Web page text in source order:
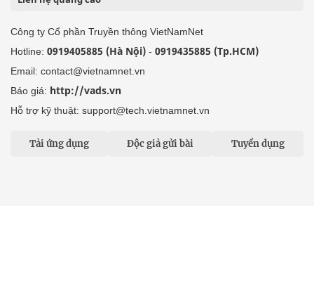
Công ty Cổ phần Truyền thông VietNamNet
Hotline: 0919405885 (Hà Nội) - 0919435885 (Tp.HCM)
Email: contact@vietnamnet.vn
Báo giá: http://vads.vn
Hỗ trợ kỹ thuật: support@tech.vietnamnet.vn
Tải ứng dụng Độc giả gửi bài Tuyển dụng